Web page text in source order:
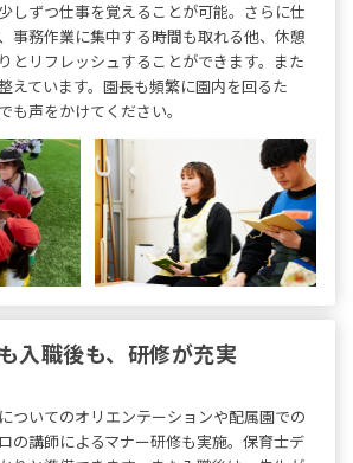
しずつ仕事を覚えることが可能。さらに仕
事務作業に集中する時間も取れる他、休憩
とリフレッシュすることができます。また
えています。園長も頻繁に園内を回るた
も声をかけてください。
入職後も、研修が充実
ついてのオリエンテーションや配属園での
の講師によるマナー研修も実施。保育士デ